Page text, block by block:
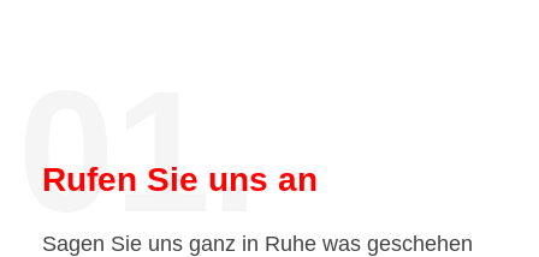
01.
Rufen Sie uns an
Sagen Sie uns ganz in Ruhe was geschehen